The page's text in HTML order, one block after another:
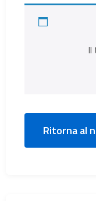
Il
Ritorna al